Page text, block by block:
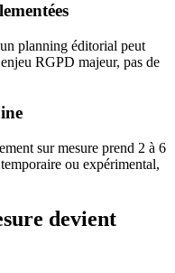
planning éditorial peut
RGPD majeur, pas de
sur mesure prend 2 à 6
ou expérimental,
devient